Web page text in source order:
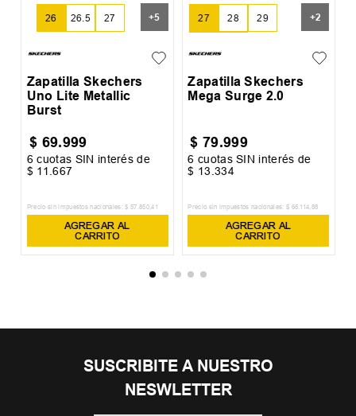
26 26.5 27 +5
Zapatilla Skechers
Uno Lite Metallic
Burst
$ 69.999
6 cuotas SIN interés de
$ 11.667
Precio sin impuestos nacionales: $ 57 .850,41
AGREGAR AL
CARRITO
27 28 29 +2
Zapatilla Skechers
Mega Surge 2.0
$ 79.999
6 cuotas SIN interés de
$ 13.334
Precio sin impuestos nacionales: $ 66.114,88
AGREGAR AL
CARRITO
SUSCRIBITE A NUESTRO
NESWLETTER